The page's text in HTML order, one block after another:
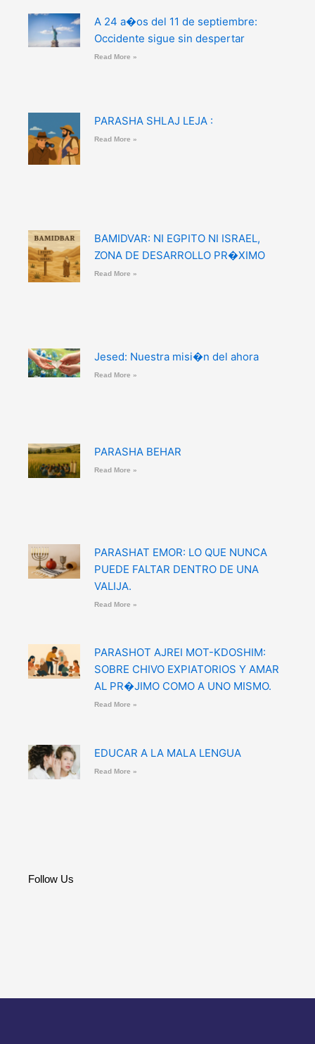
A 24 a�os del 11 de septiembre:
Occidente sigue sin despertar
Read More »
PARASHA SHLAJ LEJA :
Read More »
BAMIDVAR: NI EGPITO NI ISRAEL,
ZONA DE DESARROLLO PR�XIMO
Read More »
Jesed: Nuestra misi�n del ahora
Read More »
PARASHA BEHAR
Read More »
PARASHAT EMOR: LO QUE NUNCA
PUEDE FALTAR DENTRO DE UNA
VALIJA.
Read More »
PARASHOT AJREI MOT-KDOSHIM:
SOBRE CHIVO EXPIATORIOS Y AMAR
AL PR�JIMO COMO A UNO MISMO.
Read More »
EDUCAR A LA MALA LENGUA
Read More »
Follow Us